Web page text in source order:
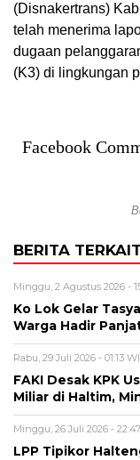
(Disnakertrans)
telah menerima
dugaan
(K3) di lingkungan
Facebook
BERITA TERKAIT
Minggu, 2 Agustus 2026 -
Ko Lok Gelar
Warga Hadir
Rabu, 29 Juli 2026 - 01:13
FAKI Desak KPK
Miliar di Haltim,
Minggu, 26 Juli 2026 -
LPP Tipikor